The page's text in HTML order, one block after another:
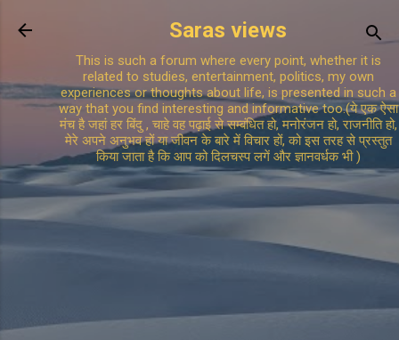
Skip to main content
Saras views
This is such a forum where every point, whether it is
related to studies, entertainment, politics, my own
experiences or thoughts about life, is presented in such a
way that you find interesting and informative too.(ये एक ऐसा
मंच है जहां हर बिंदु , चाहे वह पढ़ाई से सम्बंधित हो, मनोरंजन हो, राजनीति हो,
मेरे अपने अनुभव हों या जीवन के बारे में विचार हों, को इस तरह से प्रस्तुत
किया जाता है कि आप को दिलचस्प लगें और ज्ञानवर्धक भी )